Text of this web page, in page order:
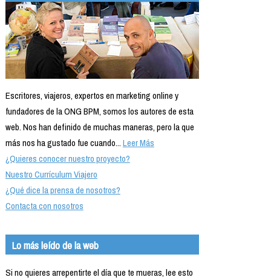
Escritores, viajeros, expertos en marketing online y
fundadores de la ONG BPM, somos los autores de esta
web. Nos han definido de muchas maneras, pero la que
más nos ha gustado fue cuando...Leer Más
¿Quieres conocer nuestro proyecto?
Nuestro Currículum Viajero
¿Qué dice la prensa de nosotros?
Contacta con nosotros
Lo más leído de la web
Si no quieres arrepentirte el día que te mueras, lee esto